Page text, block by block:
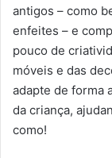
antigos – como
enfeites – e
pouco de
móveis e das
adapte de forma
da criança,
como!